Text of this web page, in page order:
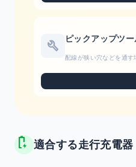
build ピックアップツ
配線が狭い穴などを通す
battery_charging_full 適合する走行充電器